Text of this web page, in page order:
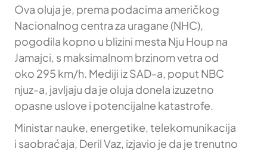
Ova oluja je, prema podacima američkog
Nacionalnog centra za uragane (NHC),
pogodila kopno u blizini mesta Nju Houp na
Jamajci, s maksimalnom brzinom vetra od
oko 295 km/h. Mediji iz SAD-a, poput NBC
njuz-a, javljaju da je oluja donela izuzetno
opasne uslove i potencijalne katastrofe.
Ministar nauke, energetike, telekomunikacija
i saobraćaja, Deril Vaz, izjavio je da je trenutno